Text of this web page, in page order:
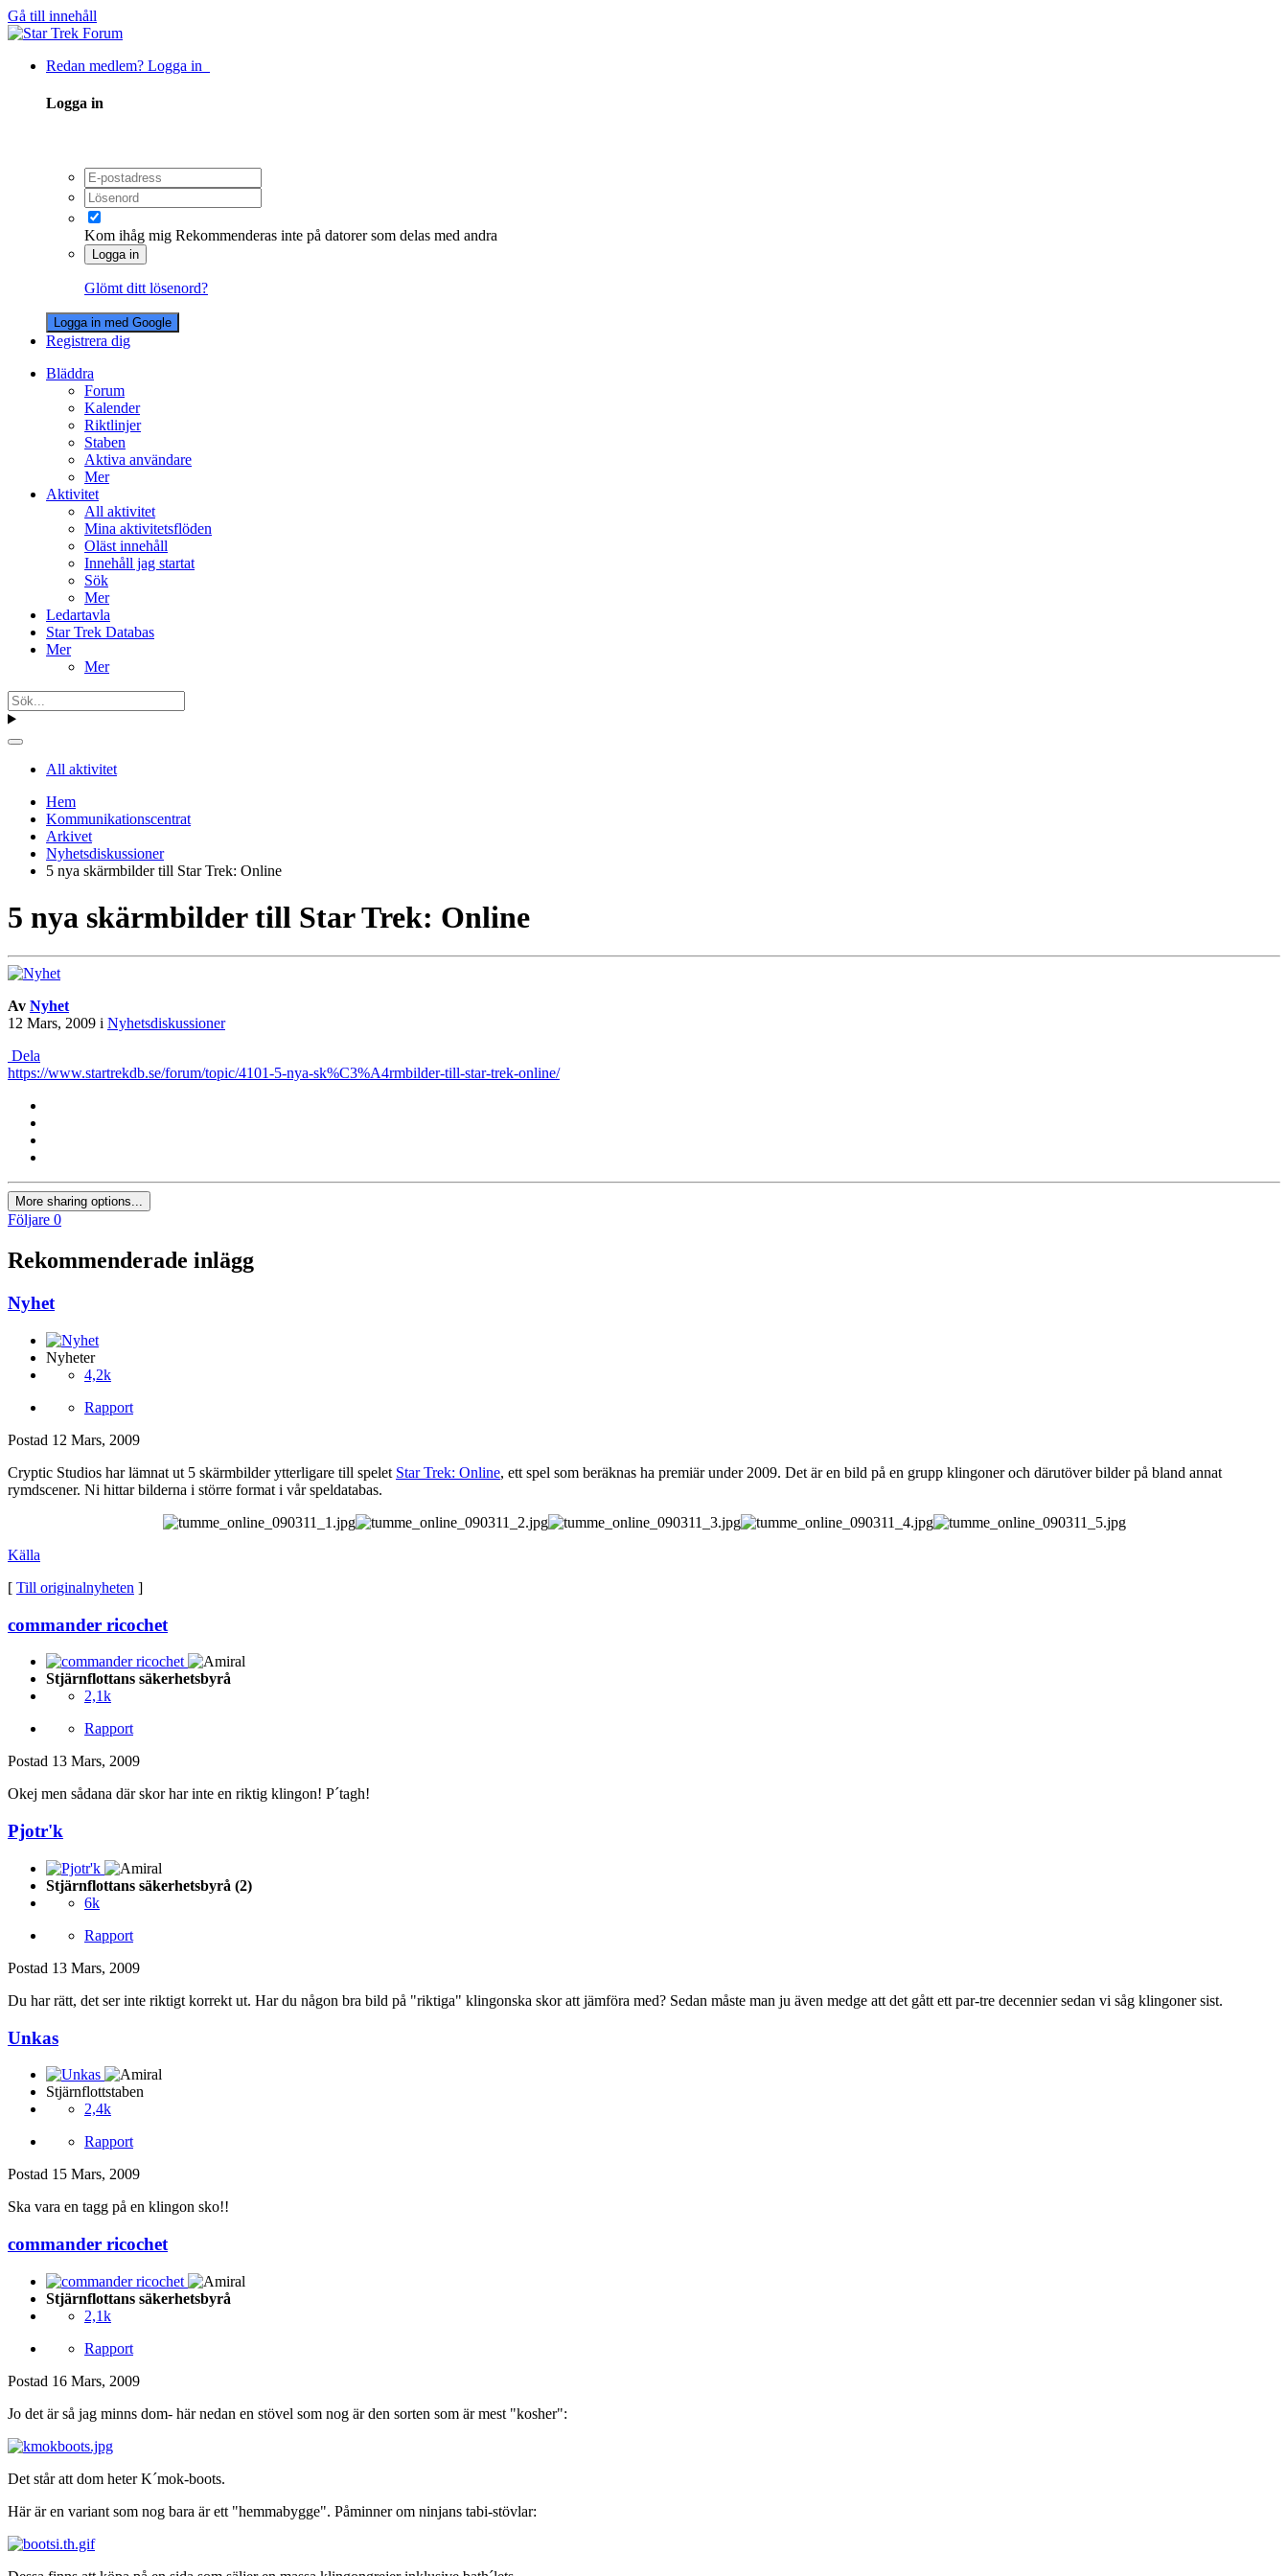
Gå till innehåll
Redan medlem? Logga in
Logga in
Kom ihåg mig Rekommenderas inte på datorer som delas med andra
Logga in
Glömt ditt lösenord?
Logga in med Google
Registrera dig
Bläddra
Forum
Kalender
Riktlinjer
Staben
Aktiva användare
Mer
Aktivitet
All aktivitet
Mina aktivitetsflöden
Oläst innehåll
Innehåll jag startat
Sök
Mer
Ledartavla
Star Trek Databas
Mer
Mer
All aktivitet
Hem
Kommunikationscentrat
Arkivet
Nyhetsdiskussioner
5 nya skärmbilder till Star Trek: Online
5 nya skärmbilder till Star Trek: Online
Av Nyhet
12 Mars, 2009 i Nyhetsdiskussioner
Dela
https://www.startrekdb.se/forum/topic/4101-5-nya-sk%C3%A4rmbilder-till-star-trek-online/
More sharing options...
Följare 0
Rekommenderade inlägg
Nyhet
Nyheter
4,2k
Rapport
Postad 12 Mars, 2009
Cryptic Studios har lämnat ut 5 skärmbilder ytterligare till spelet Star Trek: Online, ett spel som beräknas ha premiär under 2009. Det är en bild på en grupp klingoner och därutöver bilder på bland annat
rymdscener. Ni hittar bilderna i större format i vår speldatabas.
Källa
[ Till originalnyheten ]
commander ricochet
Stjärnflottans säkerhetsbyrå
2,1k
Rapport
Postad 13 Mars, 2009
Okej men sådana där skor har inte en riktig klingon! P´tagh!
Pjotr'k
Stjärnflottans säkerhetsbyrå (2)
6k
Rapport
Postad 13 Mars, 2009
Du har rätt, det ser inte riktigt korrekt ut. Har du någon bra bild på "riktiga" klingonska skor att jämföra med? Sedan måste man ju även medge att det gått ett par-tre decennier sedan vi såg klingoner sist.
Unkas
Stjärnflottstaben
2,4k
Rapport
Postad 15 Mars, 2009
Ska vara en tagg på en klingon sko!!
commander ricochet
Stjärnflottans säkerhetsbyrå
2,1k
Rapport
Postad 16 Mars, 2009
Jo det är så jag minns dom- här nedan en stövel som nog är den sorten som är mest "kosher":
Det står att dom heter K´mok-boots.
Här är en variant som nog bara är ett "hemmabygge". Påminner om ninjans tabi-stövlar: